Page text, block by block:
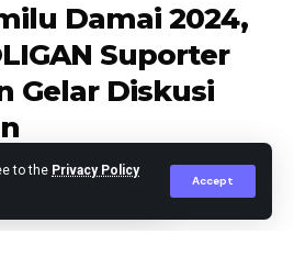
to the Privacy Policy
Accept
Damai 2024,
Suporter
Gelar Diskusi